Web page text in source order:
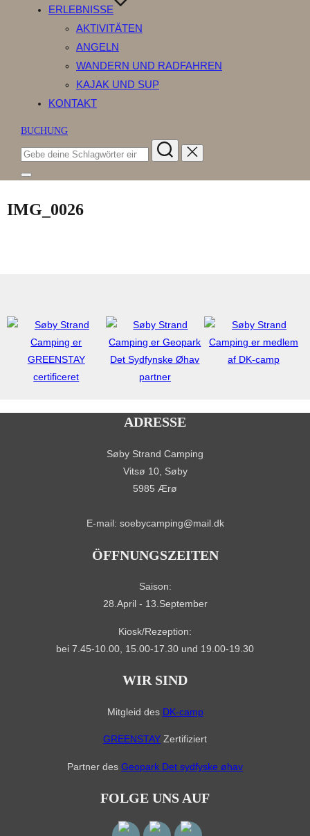
ERLEBNISSE
AKTIVITÄTEN
ANGELN
WANDERN UND RADFAHREN
KAJAK UND SUP
KONTAKT
BUCHUNG
Suchen
nach:
Seitenleiste
umschalten
IMG_0026
ADRESSE
Søby Strand Camping
Vitsø 10, Søby
5985 Ærø
E-mail: soebycamping@mail.dk
ÖFFNUNGSZEITEN
Saison:
28.April - 13.September
Kiosk/Rezeption:
bei 7.45-10.00, 15.00-17.30 und 19.00-19.30
WIR SIND
Mitgleid des DK-camp
GREENSTAY Zertifiziert
Partner des Geopark Det sydfyske øhav
FOLGE UNS AUF